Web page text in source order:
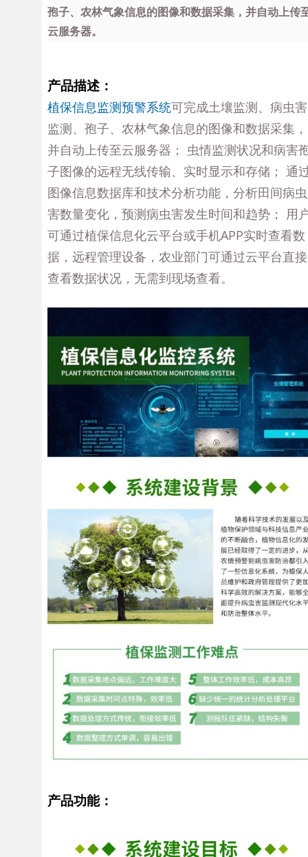
孢子、农林气象信息的图像和数据采集，并自动上传
云服务器。
产品描述：
植保信息监测预警系统可完成土壤监测、病虫害
监测、孢子、农林气象信息的图像和数据采集，
并自动上传至云服务器； 虫情监测状况和病害
子图像的远程无线传输、实时显示和存储； 通
图像信息数据库和技术分析功能，分析田间病虫
害数量变化，预测病虫害发生时间和趋势； 用
可通过植保信息化云平台或手机APP实时查看数
据，远程管理设备，农业部门可通过云平台直接
查看数据状况，无需到现场查看。
产品功能：